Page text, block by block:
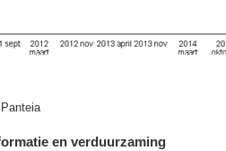
en verduurzaming